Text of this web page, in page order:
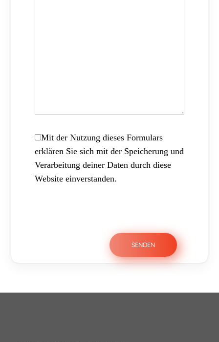
Mit der Nutzung dieses Formulars
erklären Sie sich mit der Speicherung und
Verarbeitung deiner Daten durch diese
Website einverstanden.